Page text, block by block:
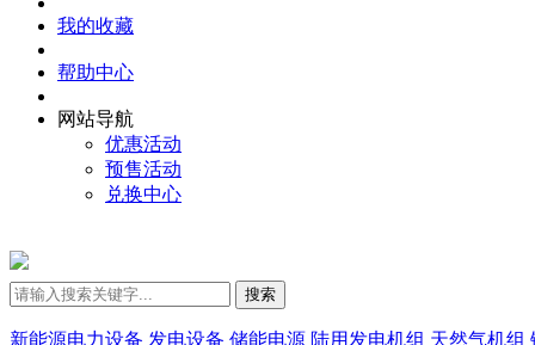
我的收藏
帮助中心
网站导航
优惠活动
预售活动
兑换中心
搜索
新能源电力设备 发电设备 储能电源 陆用发电机组 天然气机组